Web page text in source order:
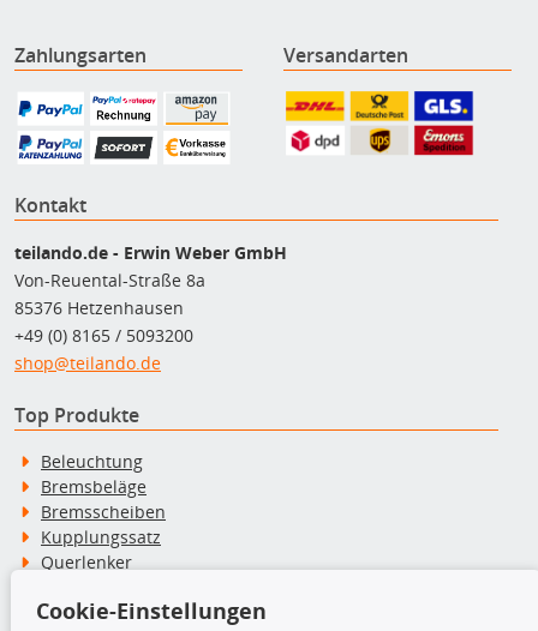
Zahlungsarten Versandarten
Kontakt
teilando.de - Erwin Weber GmbH
Von-Reuental-Straße 8a
85376 Hetzenhausen
+49 (0) 8165 / 5093200
shop@teilando.de
Top Produkte
Beleuchtung
Bremsbeläge
Bremsscheiben
Kupplungssatz
Querlenker
Stoßdämpfer
Cookie-Einstellungen